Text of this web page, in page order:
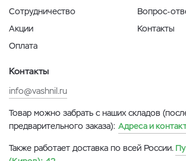
Сотрудничество
Акции
Оплата
Вопрос-
Контакты
Контакты
info@vashnil.ru
Товар можно забрать с наших складов
предварительного заказа): Адреса и
Также работает доставка по всей России.